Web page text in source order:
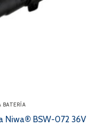
BATERÍA
Niwa® BSW-072 36V